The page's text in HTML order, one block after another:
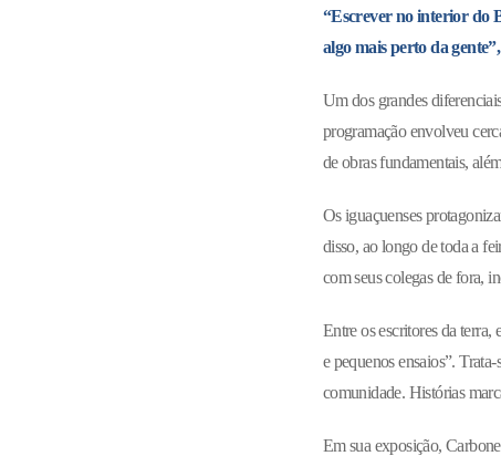
“Escrever no interior do
algo mais perto da
Um dos grandes
programação envolveu
de obras fundamentais,
Os iguaçuenses
disso, ao longo de toda a
com seus colegas de fora,
Entre os escritores da
e pequenos ensaios”.
comunidade. Histórias
Em sua exposição,